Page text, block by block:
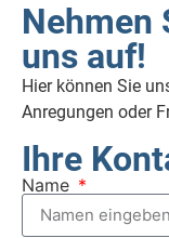
Nehmen
uns auf!
Hier können Sie
Anregungen oder
Ihre
Name